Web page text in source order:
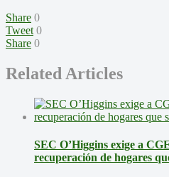
Share 0
Tweet 0
Share 0
Related Articles
SEC O’Higgins exige a
recuperación de hogares